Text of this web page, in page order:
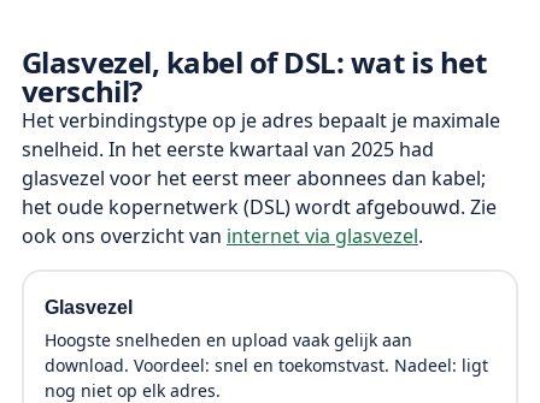
Glasvezel, kabel of DSL: wat is het
verschil?
Het verbindingstype op je adres bepaalt je maximale
snelheid. In het eerste kwartaal van 2025 had
glasvezel voor het eerst meer abonnees dan kabel;
het oude kopernetwerk (DSL) wordt afgebouwd. Zie
ook ons overzicht van internet via glasvezel.
Glasvezel
Hoogste snelheden en upload vaak gelijk aan
download. Voordeel: snel en toekomstvast. Nadeel: ligt
nog niet op elk adres.